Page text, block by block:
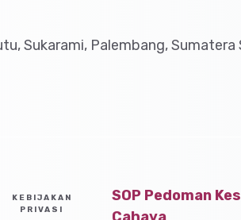
Sukarami, Palembang, Sumatera
KEBIJAKAN
PRIVASI
SOP Pedoman